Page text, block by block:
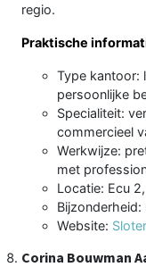
regio.
Praktische
Type kantoor:
persoonlijke
Specialiteit:
commercieel
Werkwijze:
met
Locatie: Ecu
Website:
Corina Bouwman